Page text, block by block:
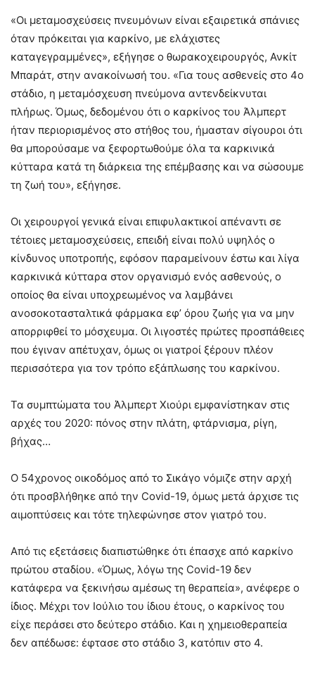
«Οι μεταμοσχεύσεις πνευμόνων είναι εξαιρετικά σπάνιες
όταν πρόκειται για καρκίνο, με ελάχιστες
καταγεγραμμένες», εξήγησε ο θωρακοχειρουργός, Ανκίτ
Μπαράτ, στην ανακοίνωσή του. «Για τους ασθενείς στο 4ο
στάδιο, η μεταμόσχευση πνεύμονα αντενδείκνυται
πλήρως. Όμως, δεδομένου ότι ο καρκίνος του Άλμπερτ
ήταν περιορισμένος στο στήθος του, ήμασταν σίγουροι ότι
θα μπορούσαμε να ξεφορτωθούμε όλα τα καρκινικά
κύτταρα κατά τη διάρκεια της επέμβασης και να σώσουμε
τη ζωή του», εξήγησε.
Οι χειρουργοί γενικά είναι επιφυλακτικοί απέναντι σε
τέτοιες μεταμοσχεύσεις, επειδή είναι πολύ υψηλός ο
κίνδυνος υποτροπής, εφόσον παραμείνουν έστω και λίγα
καρκινικά κύτταρα στον οργανισμό ενός ασθενούς, ο
οποίος θα είναι υποχρεωμένος να λαμβάνει
ανοσοκοτασταλτικά φάρμακα εφ’ όρου ζωής για να μην
απορριφθεί το μόσχευμα. Οι λιγοστές πρώτες προσπάθειες
που έγιναν απέτυχαν, όμως οι γιατροί ξέρουν πλέον
περισσότερα για τον τρόπο εξάπλωσης του καρκίνου.
Τα συμπτώματα του Άλμπερτ Χιούρι εμφανίστηκαν στις
αρχές του 2020: πόνος στην πλάτη, φτάρνισμα, ρίγη,
βήχας…
Ο 54χρονος οικοδόμος από το Σικάγο νόμιζε στην αρχή
ότι προσβλήθηκε από την Covid-19, όμως μετά άρχισε τις
αιμοπτύσεις και τότε τηλεφώνησε στον γιατρό του.
Από τις εξετάσεις διαπιστώθηκε ότι έπασχε από καρκίνο
πρώτου σταδίου. «Όμως, λόγω της Covid-19 δεν
κατάφερα να ξεκινήσω αμέσως τη θεραπεία», ανέφερε ο
ίδιος. Μέχρι τον Ιούλιο του ίδιου έτους, ο καρκίνος του
είχε περάσει στο δεύτερο στάδιο. Και η χημειοθεραπεία
δεν απέδωσε: έφτασε στο στάδιο 3, κατόπιν στο 4.